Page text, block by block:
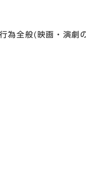
為全般(映画・演劇